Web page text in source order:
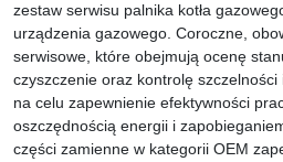
zestaw serwisu palnika kotła
urządzenia gazowego. Coroczne,
serwisowe, które obejmują ocenę
czyszczenie oraz kontrolę szczelności
na celu zapewnienie efektywności
oszczędnością energii i
części zamienne w kategorii OEM